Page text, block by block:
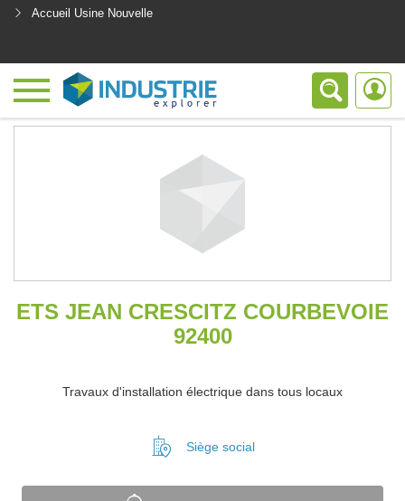
Accueil Usine Nouvelle
ETS JEAN CRESCITZ COURBEVOIE
92400
Travaux d'installation électrique dans tous locaux
Siège social